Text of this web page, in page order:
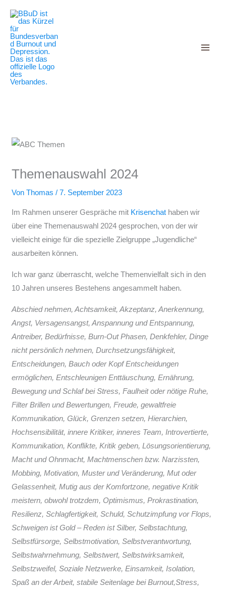
Inhalt
springen
Themenauswahl 2024
VonThomas/7. September 2023
Im Rahmen unserer Gespräche mit Krisenchat haben wir
über eine Themenauswahl 2024 gesprochen, von der wir
vielleicht einige für die spezielle Zielgruppe „Jugendliche“
ausarbeiten können.
Ich war ganz überrascht, welche Themenvielfalt sich in den
10 Jahren unseres Bestehens angesammelt haben.
Abschied nehmen, Achtsamkeit, Akzeptanz, Anerkennung,
Angst, Versagensangst, Anspannung und Entspannung,
Antreiber, Bedürfnisse, Burn-Out Phasen, Denkfehler, Dinge
nicht persönlich nehmen, Durchsetzungsfähigkeit,
Entscheidungen, Bauch oder Kopf Entscheidungen
ermöglichen, Entschleunigen Enttäuschung, Ernährung,
Bewegung und Schlaf bei Stress, Faulheit oder nötige Ruhe,
Filter Brillen und Bewertungen, Freude, gewaltfreie
Kommunikation, Glück, Grenzen setzen, Hierarchien,
Hochsensibilität, innere Kritiker, inneres Team, Introvertierte,
Kommunikation, Konflikte, Kritik geben, Lösungsorientierung,
Macht und Ohnmacht, Machtmenschen bzw. Narzissten,
Mobbing, Motivation, Muster und Veränderung, Mut oder
Gelassenheit, Mutig aus der Komfortzone, negative Kritik
meistern, obwohl trotzdem, Optimismus, Prokrastination,
Resilienz, Schlagfertigkeit, Schuld, Schutzimpfung vor Flops,
Schweigen ist Gold – Reden ist Silber, Selbstachtung,
Selbstfürsorge, Selbstmotivation, Selbstverantwortung,
Selbstwahrnehmung, Selbstwert, Selbstwirksamkeit,
Selbstzweifel, Soziale Netzwerke, Einsamkeit, Isolation,
Spaß an der Arbeit, stabile Seitenlage bei Burnout,Stress,